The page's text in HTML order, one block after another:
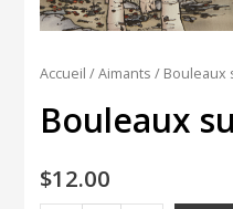
Accueil /Aimants / Bouleaux
Bouleaux
$12.00